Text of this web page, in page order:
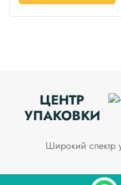
ЦЕНТР
УПАКОВКИ
Широкий спектр